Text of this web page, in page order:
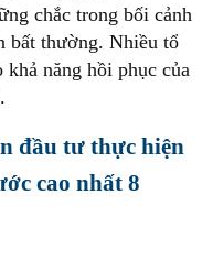
chắc trong bối cảnh
bất thường. Nhiều tổ
năng hồi phục của
đầu tư thực hiện
cao nhất 8